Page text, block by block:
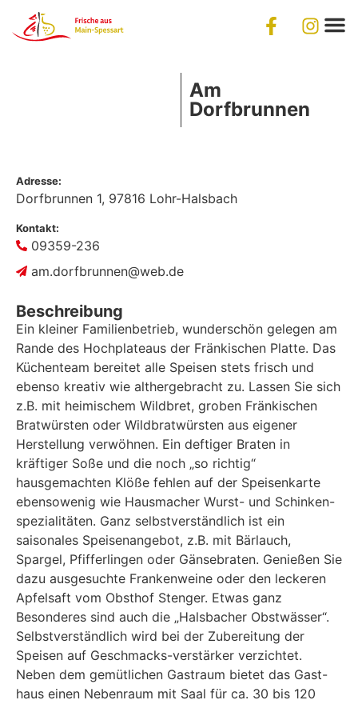
Am
Dorfbrunnen
Adresse:
Dorfbrunnen 1, 97816 Lohr-Halsbach
Kontakt:
09359-236
am.dorfbrunnen@web.de
Beschreibung
Ein kleiner Familienbetrieb, wunderschön gelegen am
Rande des Hochplateaus der Fränkischen Platte. Das
Küchenteam bereitet alle Speisen stets frisch und
ebenso kreativ wie althergebracht zu. Lassen Sie sich
z.B. mit heimischem Wildbret, groben Fränkischen
Bratwürsten oder Wildbratwürsten aus eigener
Herstellung verwöhnen. Ein deftiger Braten in
kräftiger Soße und die noch „so richtig“
hausgemachten Klöße fehlen auf der Speisenkarte
ebensowenig wie Hausmacher Wurst- und Schinken-
spezialitäten. Ganz selbstverständlich ist ein
saisonales Speisenangebot, z.B. mit Bärlauch,
Spargel, Pfifferlingen oder Gänsebraten. Genießen Sie
dazu ausgesuchte Frankenweine oder den leckeren
Apfelsaft vom Obsthof Stenger. Etwas ganz
Besonderes sind auch die „Halsbacher Obstwässer“.
Selbstverständlich wird bei der Zubereitung der
Speisen auf Geschmacks-verstärker verzichtet.
Neben dem gemütlichen Gastraum bietet das Gast-
haus einen Nebenraum mit Saal für ca. 30 bis 120